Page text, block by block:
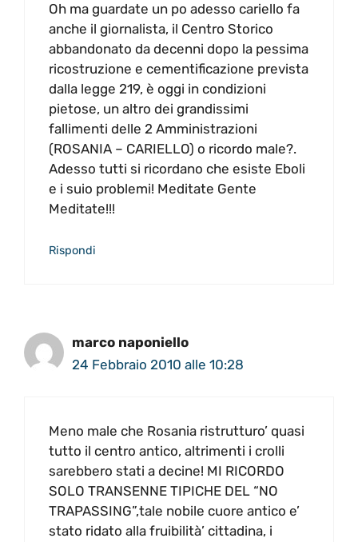
Oh ma guardate un po adesso cariello fa
anche il giornalista, il Centro Storico
abbandonato da decenni dopo la pessima
ricostruzione e cementificazione prevista
dalla legge 219, è oggi in condizioni
pietose, un altro dei grandissimi
fallimenti delle 2 Amministrazioni
(ROSANIA – CARIELLO) o ricordo male?.
Adesso tutti si ricordano che esiste Eboli
e i suio problemi! Meditate Gente
Meditate!!!
Rispondi
marco naponiello
24 Febbraio 2010 alle 10:28
Meno male che Rosania ristrutturo’ quasi
tutto il centro antico, altrimenti i crolli
sarebbero stati a decine! MI RICORDO
SOLO TRANSENNE TIPICHE DEL “NO
TRAPASSING”,tale nobile cuore antico e’
stato ridato alla fruibilità’ cittadina, i